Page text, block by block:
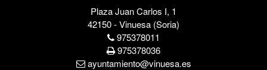
Plaza Juan Carlos I, 1
42150 - Vinuesa (Soria)
975378011
975378036
ayuntamiento@vinuesa.es